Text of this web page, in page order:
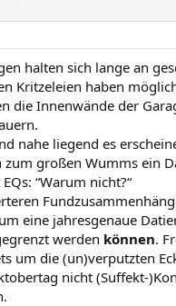
halten sich lange an
Kritzeleien haben
die Innenwände der
nahe liegend es
zum großen Wumms ein
“Warum nicht?“
eine jahresgenaue
werden können.
um die (un)verputzten
nicht (Suffekt-